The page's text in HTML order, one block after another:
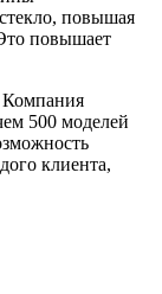
повышая
повышает
Компания
500 моделей
клиента,